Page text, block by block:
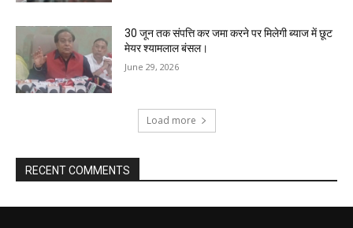
30 जून तक संपत्ति कर जमा करने पर मिलेगी ब्याज में छूट
मेयर श्यामलाल बंसल।
June 29, 2026
Load more
RECENT COMMENTS